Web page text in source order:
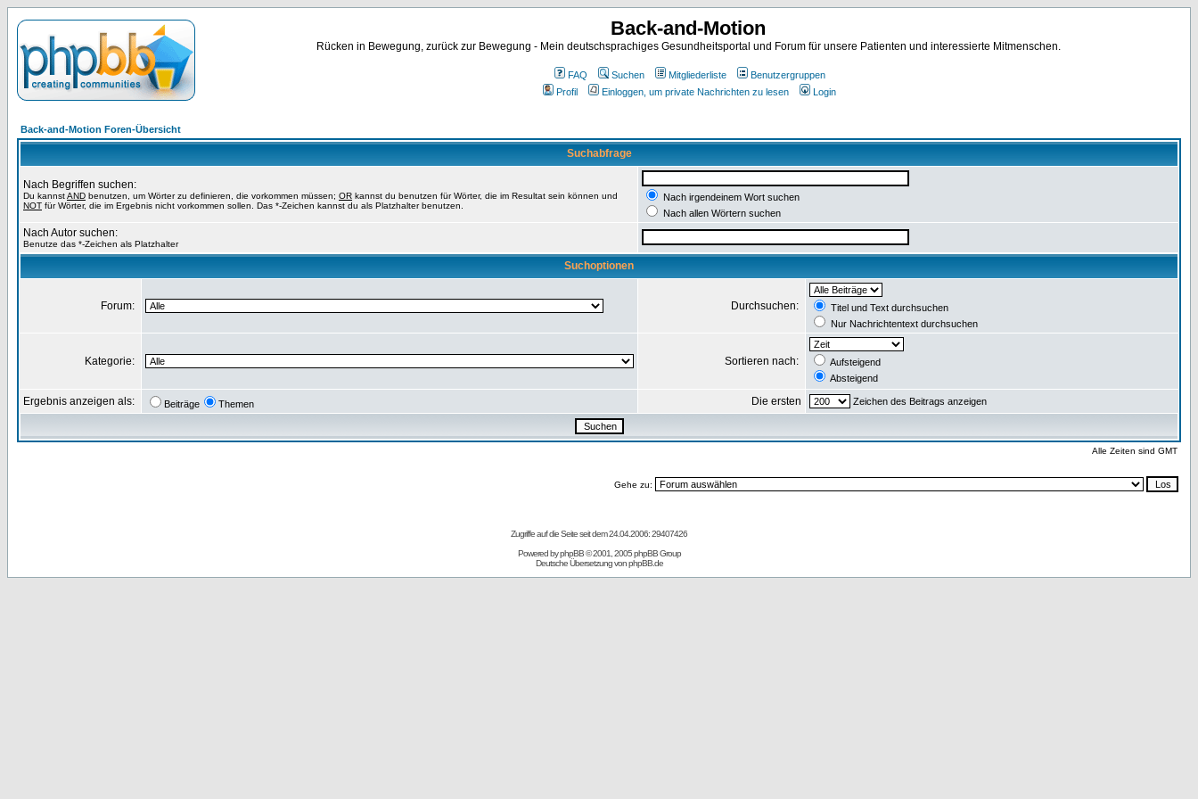
Back-and-Motion
Rücken in Bewegung, zurück zur Bewegung - Mein deutschsprachiges Gesundheitsportal und Forum für unsere Patienten und interessierte Mitmenschen.
FAQ Suchen Mitgliederliste
Benutzergruppen
Profil
Einloggen, um private Nachrichten zu lesen Login
Back-and-Motion Foren-Übersicht
Suchabfrage
Nach Begriffen suchen:
Du kannstAND benutzen, um Wörter zu definieren, die vorkommen müssen; OR kannst du benutzen für Wörter, die im Resultat sein können und
NOT für Wörter, die im Ergebnis nicht vorkommen sollen. Das *-Zeichen kannst du als Platzhalter benutzen.
Nach irgendeinem Wort suchen
Nach allen Wörtern suchen
Nach Autor suchen:
Benutze das *-Zeichen als Platzhalter
Suchoptionen
Forum: Durchsuchen:
Titel und Text durchsuchen
Nur Nachrichtentext durchsuchen
Kategorie: Sortieren nach:
Aufsteigend
Absteigend
Ergebnis anzeigen als: Beiträge Themen Die ersten Zeichen des Beitrags anzeigen
Alle Zeiten sind GMT
Gehe zu:
Zugriffe auf die Seite seit dem 24.04.2006: 29407426
Powered byphpBB© 2001, 2005 phpBB Group
Deutsche Übersetzung vonphpBB.de